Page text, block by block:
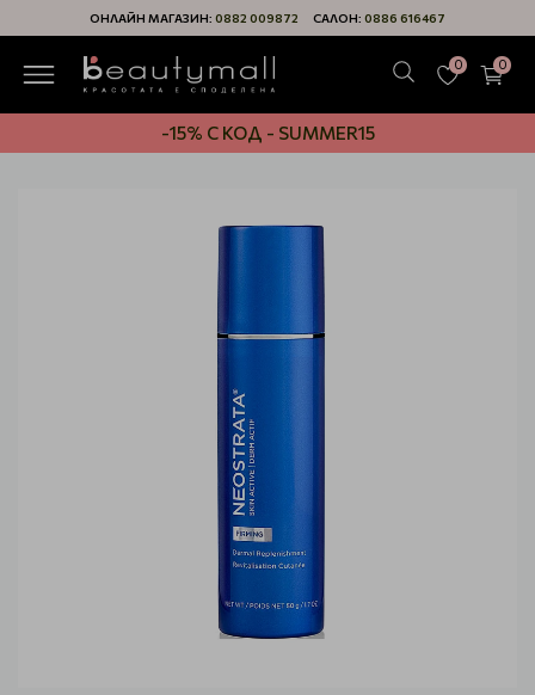
ОНЛАЙН МАГАЗИН: 0882 009872 САЛОН: 0886 616467
0 0
-15% С КОД - SUMMER15